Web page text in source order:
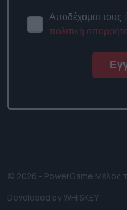
Αποδέχομαι τους
πολιτική
© 2026 - PowerGame.Μέλος
Developed by WHISKEY